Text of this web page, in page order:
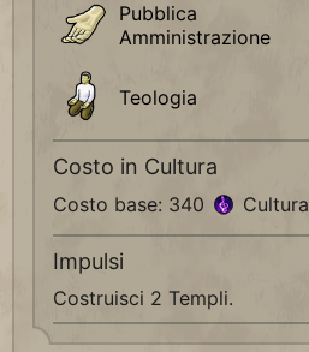
Pubblica
Amministrazione
Teologia
Costo in Cultura
Costo base: 340 Cultura
Impulsi
Costruisci 2 Templi.